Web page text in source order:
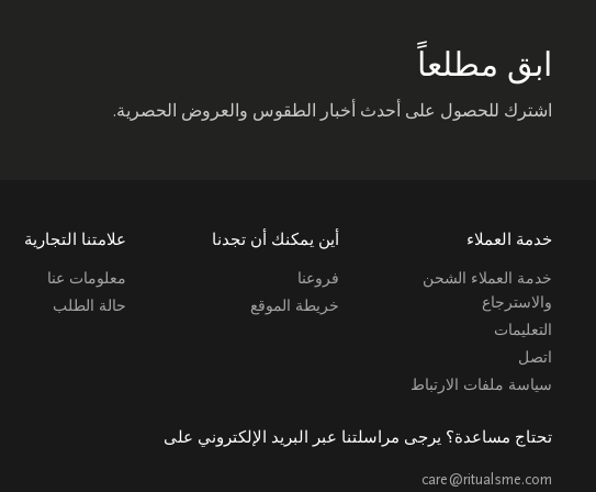
ابق مطلعاً
اشترك للحصول على أحدث أخبار الطقوس والعروض الحصرية.
خدمة العملاء
خدمة العملاء الشحن
والاسترجاع
التعليمات
اتصل
سياسة ملفات الارتباط
أين يمكنك أن تجدنا
فروعنا
خريطة الموقع
علامتنا التجارية
معلومات عنا
حالة الطلب
تحتاج مساعدة؟ يرجى مراسلتنا عبر البريد الإلكتروني على
care@ritualsme.com